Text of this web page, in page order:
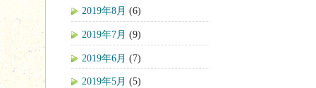
2019年8月 (6)
2019年7月 (9)
2019年6月 (7)
2019年5月 (5)